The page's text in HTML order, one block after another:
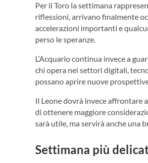
Per il Toro la settimana
riflessioni, arrivano finalmente
accelerazioni importanti e
perso le speranze.
L’Acquario continua invece a
chi opera nei settori digitali,
possano aprire nuove
Il Leone dovrà invece affrontare
di ottenere maggiore
sarà utile, ma servirà anche una
Settimana più